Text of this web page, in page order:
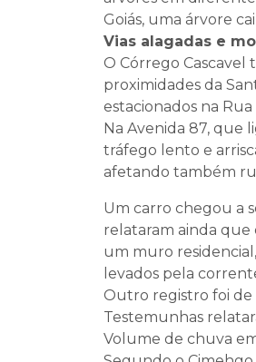
Goiás, uma árvore
Vias alagadas e
O Córrego
proximidades da
estacionados na
Na Avenida 87, que
tráfego lento e
afetando também
Um carro chegou a
relataram ainda que
um muro
levados pela
Outro registro foi de
Testemunhas
Volume de chuva